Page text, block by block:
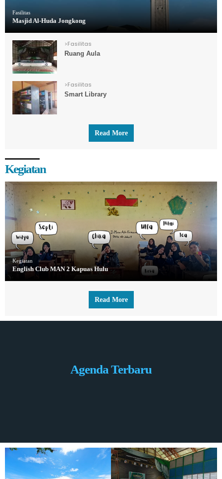
Fasilitas
Masjid Al-Huda Jongkong
>Fasilitas
Ruang Aula
>Fasilitas
Smart Library
Read More
Kegiatan
Kegiatan
English Club MAN 2 Kapuas Hulu
Read More
Agenda Terbaru